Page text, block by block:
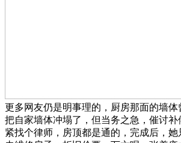
更多网友仍是明事理的，厨房那面的墙体
把自家墙体冲塌了，但当务之急，催讨
紧找个律师，房顶都是通的，完成后，她